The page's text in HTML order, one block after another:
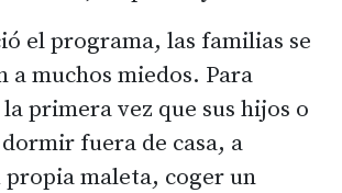
el programa, las familias se
a muchos miedos. Para
primera vez que sus hijos o
fuera de casa, a
maleta, coger un